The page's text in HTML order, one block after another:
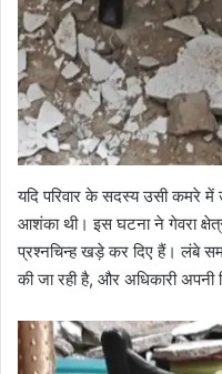
यदि परिवार के सदस्य उसी कमरे में
आशंका थी। इस घटना ने गेवरा
प्रश्नचिन्ह खड़े कर दिए हैं। लंबे
की जा रही है, और अधिकारी